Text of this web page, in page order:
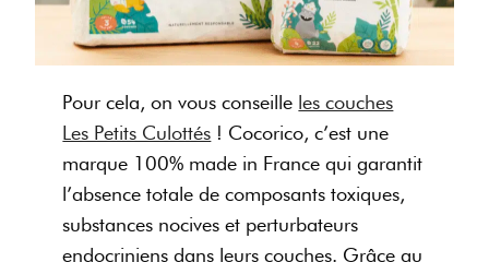
Pour cela, on vous conseille les couches
Les Petits Culottés ! Cocorico, c’est une
marque 100% made in France qui garantit
l’absence totale de composants toxiques,
substances nocives et perturbateurs
endocriniens dans leurs couches. Grâce au